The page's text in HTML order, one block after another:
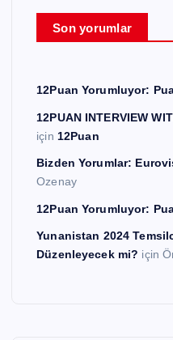
Son yorumlar
12Puan Yorumluyor:
12PUAN INTERVIEW
için 12Puan
Bizden Yorumlar:
Ozenay
12Puan Yorumluyor:
Yunanistan 2024
Düzenleyecek mi? için